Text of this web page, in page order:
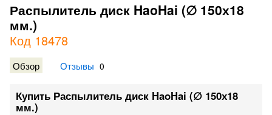
Распылитель диск HaoHai (∅ 150х18
мм.)
Код 18478
Обзор Отзывы 0
Купить Распылитель диск HaoHai (∅ 150х18
мм.)